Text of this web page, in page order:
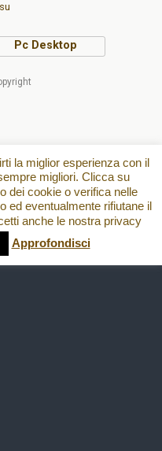
Pc Desktop
la miglior esperienza con il
migliori. Clicca su
dei cookie o verifica nelle
ed eventualmente rifiutane il
anche le nostra privacy
Approfondisci